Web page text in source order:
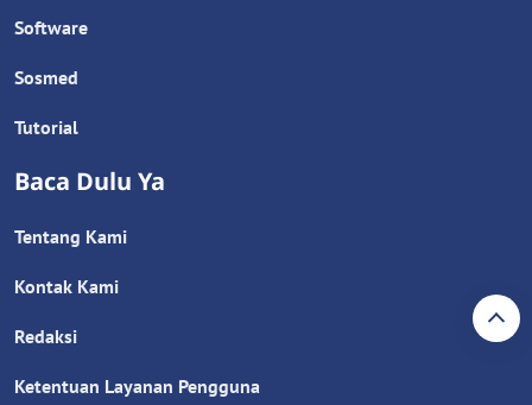
Software
Sosmed
Tutorial
Baca Dulu Ya
Tentang Kami
Kontak Kami
Redaksi
Ketentuan Layanan Pengguna